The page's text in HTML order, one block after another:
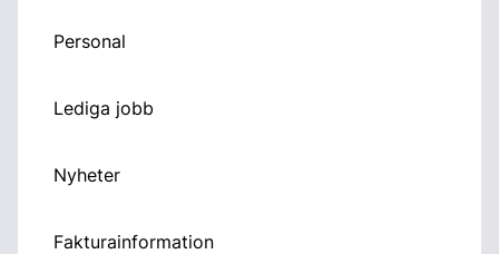
Personal
Lediga jobb
Nyheter
Fakturainformation